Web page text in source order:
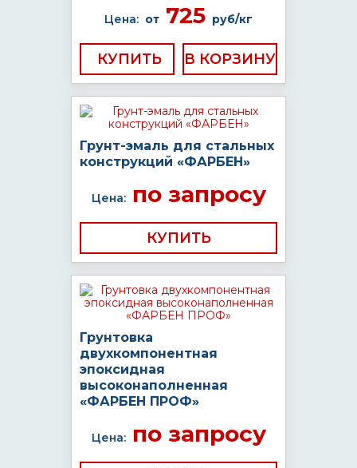
Цена: от 725 руб/кг
КУПИТЬ
Грунт-эмаль для стальных
конструкций «ФАРБЕН»
Цена:по запросу
КУПИТЬ
Грунтовка
двухкомпонентная
эпоксидная
высоконаполненная
«ФАРБЕН ПРОФ»
Цена:по запросу